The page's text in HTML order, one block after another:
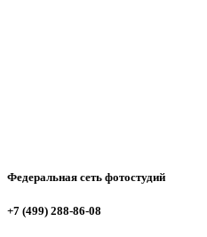
Федеральная сеть фотостудий
+7 (499) 288-86-08